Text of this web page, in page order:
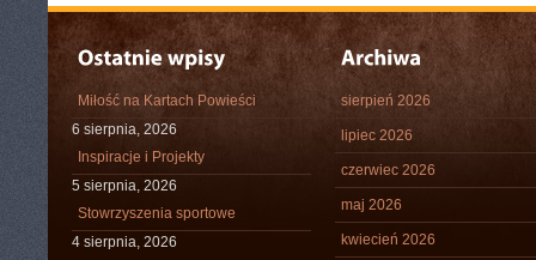
Miłość na Kartach Powieści
6 sierpnia, 2026
Inspiracje i Projekty
5 sierpnia, 2026
Stowrzyszenia sportowe
4 sierpnia, 2026
sierpień 2026
lipiec 2026
czerwiec 2026
maj 2026
kwiecień 2026